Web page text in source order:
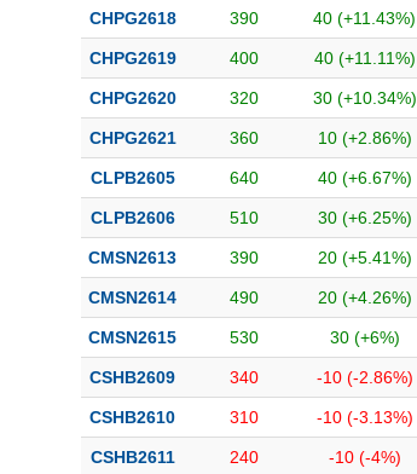
CHPG2618 390 40 (+11.43%)
CHPG2619 400 40 (+11.11%)
CHPG2620 320 30 (+10.34%)
CHPG2621 360 10 (+2.86%)
CLPB2605 640 40 (+6.67%)
CLPB2606 510 30 (+6.25%)
CMSN2613 390 20 (+5.41%)
CMSN2614 490 20 (+4.26%)
CMSN2615 530 30 (+6%)
CSHB2609 340 -10 (-2.86%)
CSHB2610 310 -10 (-3.13%)
CSHB2611 240 -10 (-4%)